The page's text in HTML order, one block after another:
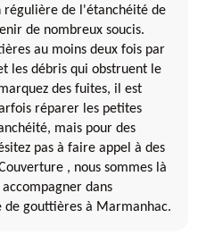
de l'étanchéité de
de nombreux soucis.
au moins deux fois par
les débris qui obstruent le
des fuites, il est
réparer les petites
mais pour des
pas à faire appel à des
, nous sommes là
dans
gouttières à Marmanhac.